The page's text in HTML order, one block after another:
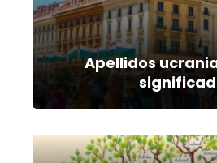
Apellidos